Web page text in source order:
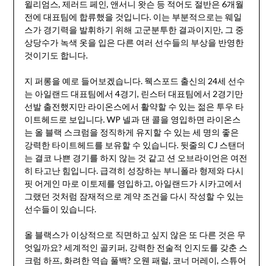
윌리엄스, 제러드 페인, 앤서니 왓슨 등 적어도 절반은 6개월
전에 대표팀에 합류했을 것입니다. 이는 부분적으로는 웨일
스가 경기력을 발휘하기 위해 고군분투한 결과이지만, 그 중
상당수가 녹색 옷을 입은 다른 여러 선수들의 부상을 반영한
것이기도 합니다.
지 퍼롱을 예로 들어보겠습니다. 웩스포드 출신의 24세 선수
는 아일랜드 대표팀에서 4경기, 린스터 대표팀에서 2경기만
선발 출전했지만 라이온스에서 활약할 수 있는 젊은 투우 타
이트헤드로 보입니다. WP 넬과 댄 콜을 영입하면 라이온스
는 올 블랙 스크럼을 정직하게 유지할 수 있는 세 명의 좋은
강력한 타이트헤드를 보유할 수 있습니다. 뒷줄의 CJ 스탠더
는 결코 나쁜 경기를 하지 않는 것 같고 션 오브라이언은 여전
히 타고난 힘입니다. 급격히 성장하는 부니폴라 형제와 다시
핏 어게인 마로 이토제를 영입하고, 아일랜드가 시카고에서
그랬던 것처럼 잠재적으로 계약 조건을 다시 작성할 수 있는
선수들이 있습니다.
올 블랙스가 이상적으로 직면하고 싶지 않은 또 다른 것은 무
엇일까요? 세계적인 골키퍼, 강력한 전술적 인지도를 갖춘 스
크럼 하프, 화려한 역습 풀백? 오웬 패럴, 코너 머레이, 스튜어